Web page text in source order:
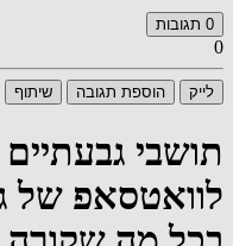
0 תגובות
0
לייק הוספת תגובה שיתוף
תושבי
לוואטסאפ של